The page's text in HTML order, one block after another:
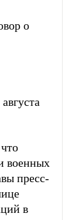
о
военных
пресс-
в